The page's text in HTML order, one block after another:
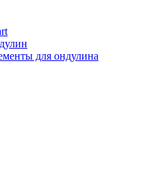
для ондулина